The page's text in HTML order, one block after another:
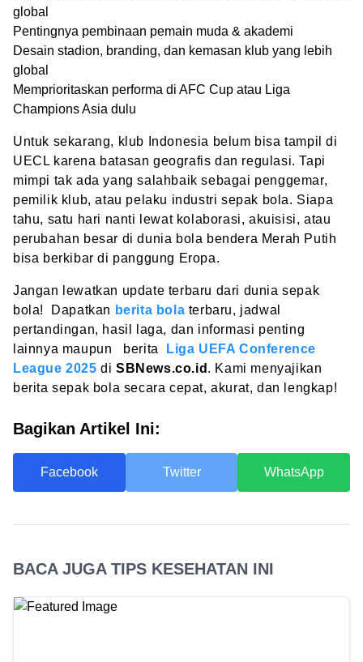
global
Pentingnya pembinaan pemain muda & akademi
Desain stadion, branding, dan kemasan klub yang lebih
global
Memprioritaskan performa di AFC Cup atau Liga
Champions Asia dulu
Untuk sekarang, klub Indonesia belum bisa tampil di
UECL karena batasan geografis dan regulasi. Tapi
mimpi tak ada yang salahbaik sebagai penggemar,
pemilik klub, atau pelaku industri sepak bola. Siapa
tahu, satu hari nanti lewat kolaborasi, akuisisi, atau
perubahan besar di dunia bola bendera Merah Putih
bisa berkibar di panggung Eropa.
Jangan lewatkan update terbaru dari dunia sepak
bola! Dapatkan berita bola terbaru, jadwal
pertandingan, hasil laga, dan informasi penting
lainnya maupun berita
Liga UEFA Conference
League 2025 diSBNews.co.id . Kami menyajikan
berita sepak bola secara cepat, akurat, dan lengkap!
Bagikan Artikel Ini:
Facebook Twitter WhatsApp
BACA JUGA TIPS KESEHATAN INI